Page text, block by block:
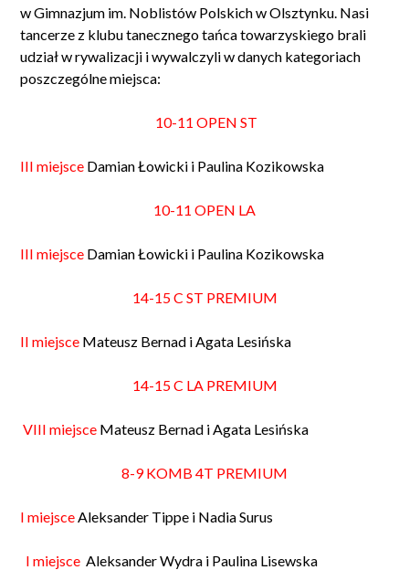
w Gimnazjum im. Noblistów Polskich w Olsztynku. Nasi
tancerze z klubu tanecznego tańca towarzyskiego brali
udział w rywalizacji i wywalczyli w danych kategoriach
poszczególne miejsca:
10-11 OPEN ST
III miejsce Damian Łowicki i Paulina Kozikowska
10-11 OPEN LA
III miejsce Damian Łowicki i Paulina Kozikowska
14-15 C ST PREMIUM
II miejsce Mateusz Bernad i Agata Lesińska
14-15 C LA PREMIUM
VIII miejsce Mateusz Bernad i Agata Lesińska
8-9 KOMB 4T PREMIUM
I miejsceAleksander Tippe i Nadia Surus
I miejsce Aleksander Wydra i Paulina Lisewska